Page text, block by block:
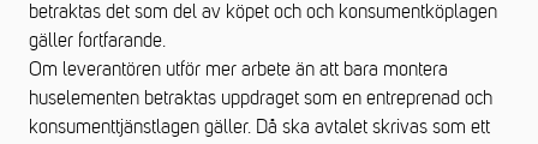
betraktas det som del av köpet och och konsumentköplagen
gäller fortfarande.
Om leverantören utför mer arbete än att bara montera
huselementen betraktas uppdraget som en entreprenad och
konsumenttjänstlagen gäller. Då ska avtalet skrivas som ett